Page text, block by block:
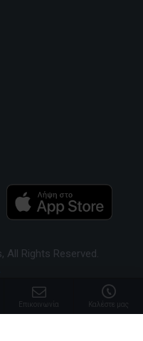
All Rights Reserved.
Επικοινωνία Καλέστε μας